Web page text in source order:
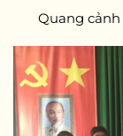
Quang